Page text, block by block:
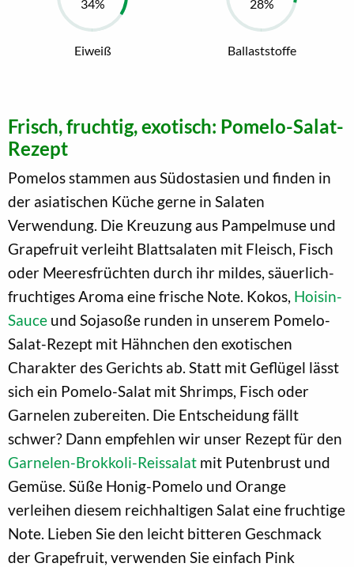
Eiweiß Ballaststoffe
Frisch, fruchtig, exotisch: Pomelo-Salat-
Rezept
Pomelos stammen aus Südostasien und finden in
der asiatischen Küche gerne in Salaten
Verwendung. Die Kreuzung aus Pampelmuse und
Grapefruit verleiht Blattsalaten mit Fleisch, Fisch
oder Meeresfrüchten durch ihr mildes, säuerlich-
fruchtiges Aroma eine frische Note. Kokos, Hoisin-
Sauce und Sojasoße runden in unserem Pomelo-
Salat-Rezept mit Hähnchen den exotischen
Charakter des Gerichts ab. Statt mit Geflügel lässt
sich ein Pomelo-Salat mit Shrimps, Fisch oder
Garnelen zubereiten. Die Entscheidung fällt
schwer? Dann empfehlen wir unser Rezept für den
Garnelen-Brokkoli-Reissalat mit Putenbrust und
Gemüse. Süße Honig-Pomelo und Orange
verleihen diesem reichhaltigen Salat eine fruchtige
Note. Lieben Sie den leicht bitteren Geschmack
der Grapefruit, verwenden Sie einfach Pink